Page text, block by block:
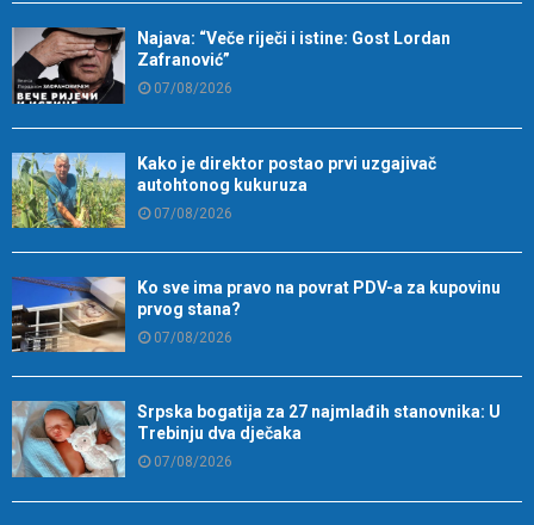
Najava: “Veče riječi i istine: Gost Lordan
Zafranović”
07/08/2026
Kako je direktor postao prvi uzgajivač
autohtonog kukuruza
07/08/2026
Ko sve ima pravo na povrat PDV-a za kupovinu
prvog stana?
07/08/2026
Srpska bogatija za 27 najmlađih stanovnika: U
Trebinju dva dječaka
07/08/2026